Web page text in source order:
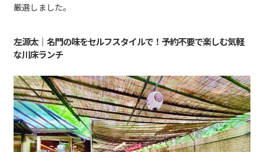
厳選しました。
左源太｜名門の味をセルフスタイルで！予約不要で楽しむ気軽
な川床ランチ